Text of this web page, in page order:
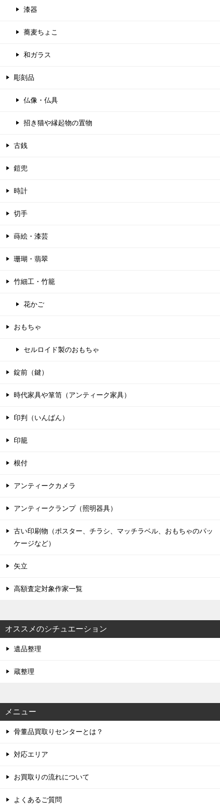
漆器
蕎麦ちょこ
和ガラス
彫刻品
仏像・仏具
招き猫や縁起物の置物
古銭
鎧兜
時計
切手
蒔絵・漆芸
珊瑚・翡翠
竹細工・竹籠
花かご
おもちゃ
セルロイド製のおもちゃ
錠前（鍵）
時代家具や箪笥（アンティーク家具）
印判（いんばん）
印籠
根付
アンティークカメラ
アンティークランプ（照明器具）
古い印刷物（ポスター、チラシ、マッチラベル、おもちゃのパッ
ケージなど）
矢立
高額査定対象作家一覧
オススメのシチュエーション
遺品整理
蔵整理
メニュー
骨董品買取りセンターとは？
対応エリア
お買取りの流れについて
よくあるご質問